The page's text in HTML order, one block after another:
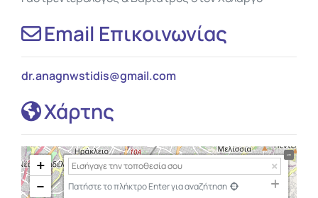
Email Επικοινωνίας
dr.anagnwstidis@gmail.com
Χάρτης
+
−
Πατήστε το πλήκτρο Enter για αναζήτηση